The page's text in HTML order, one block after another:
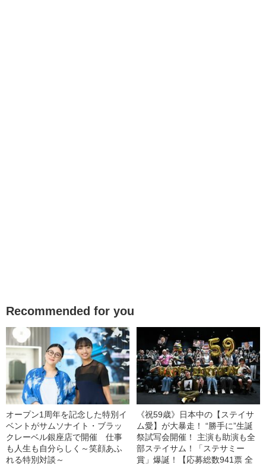
Recommended for you
オープン1周年を記念した特別イ
ベントがサムソナイト・ブラッ
クレーベル銀座店で開催 仕事
も人生も自分らしく～笑顔あふ
れる特別対談～
《祝59歳》日本中の【ステイサ
ム愛】が大暴走！ “勝手に”生誕
祭試写会開催！ 主演も助演も全
部ステイサム！「ステサミー
賞」爆誕！【応募総数941票 全